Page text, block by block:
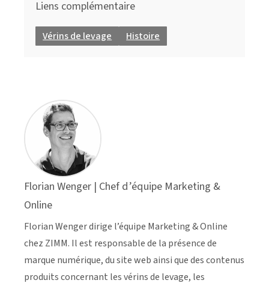
Liens complémentaire
Vérins de levage Histoire
Florian Wenger | Chef d’équipe Marketing &
Online
Florian Wenger dirige l’équipe Marketing & Online
chez ZIMM. Il est responsable de la présence de
marque numérique, du site web ainsi que des contenus
produits concernant les vérins de levage, les